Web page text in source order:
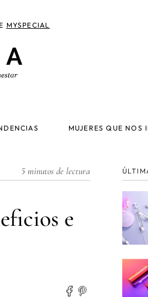
5 minutos de lectura
e
MYSPECIAL
MUJERES QUE NOS